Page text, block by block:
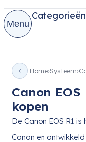
Menu
Categorieën
Home Systeem
Canon
kopen
De Canon EOS R1
Canon en